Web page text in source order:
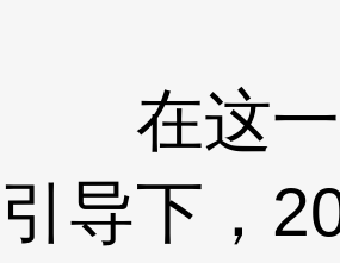
在这一
引导下，